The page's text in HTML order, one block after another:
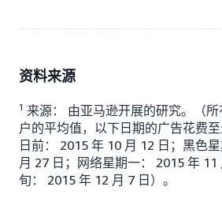
资料来源
1 来源： 由亚马逊开展的研究。（
户的平均值，以下日期的广告花费
日前： 2015 年 10 月 12 日；黑色
月 27 日；网络星期一： 2015 年
旬： 2015 年 12 月 7 日）。